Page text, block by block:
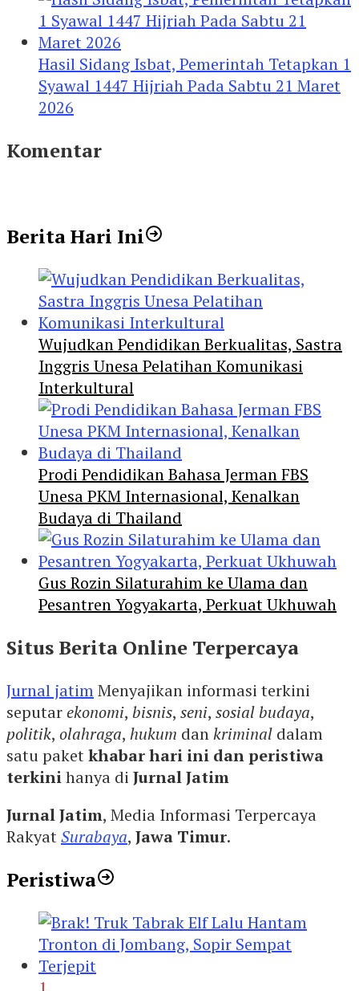
Hasil Sidang Isbat, Pemerintah Tetapkan 1
Syawal 1447 Hijriah Pada Sabtu 21 Maret
2026
Komentar
Berita Hari Ini
Wujudkan Pendidikan Berkualitas, Sastra
Inggris Unesa Pelatihan Komunikasi
Interkultural
Prodi Pendidikan Bahasa Jerman FBS
Unesa PKM Internasional, Kenalkan
Budaya di Thailand
Gus Rozin Silaturahim ke Ulama dan
Pesantren Yogyakarta, Perkuat Ukhuwah
Situs Berita Online Terpercaya
Jurnal jatimMenyajikan informasi terkini
seputarekonomi, bisnis, seni, sosial budaya,
politik, olahraga, hukum dankriminal dalam
satu paketkhabar hari ini dan peristiwa
terkinihanya di Jurnal Jatim
Jurnal Jatim, Media Informasi Terpercaya
RakyatSurabaya, Jawa Timur.
Peristiwa